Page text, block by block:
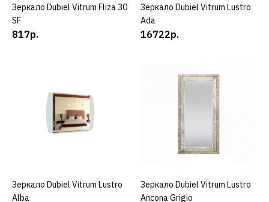
ДОБАВИТЬ К СРАВНЕНИЮ
ДОБАВИТЬ В ПОЖЕЛАНИЯ
Fliza 30 CSF
КУПИТЬ
ДОБАВИТЬ В ПОЖЕЛАНИЯ
КУПИТЬ
Зеркало Dubiel Vitrum Fliza 30
SF
817р.
КУПИТЬ
Зеркало Dubiel Vitrum Lustro
Ada
16722р.
КУПИТЬ
Зеркало Dubiel Vitrum Lustro
Alba
КУПИТЬ
Зеркало Dubiel Vitrum Lustro
Ancona Grigio